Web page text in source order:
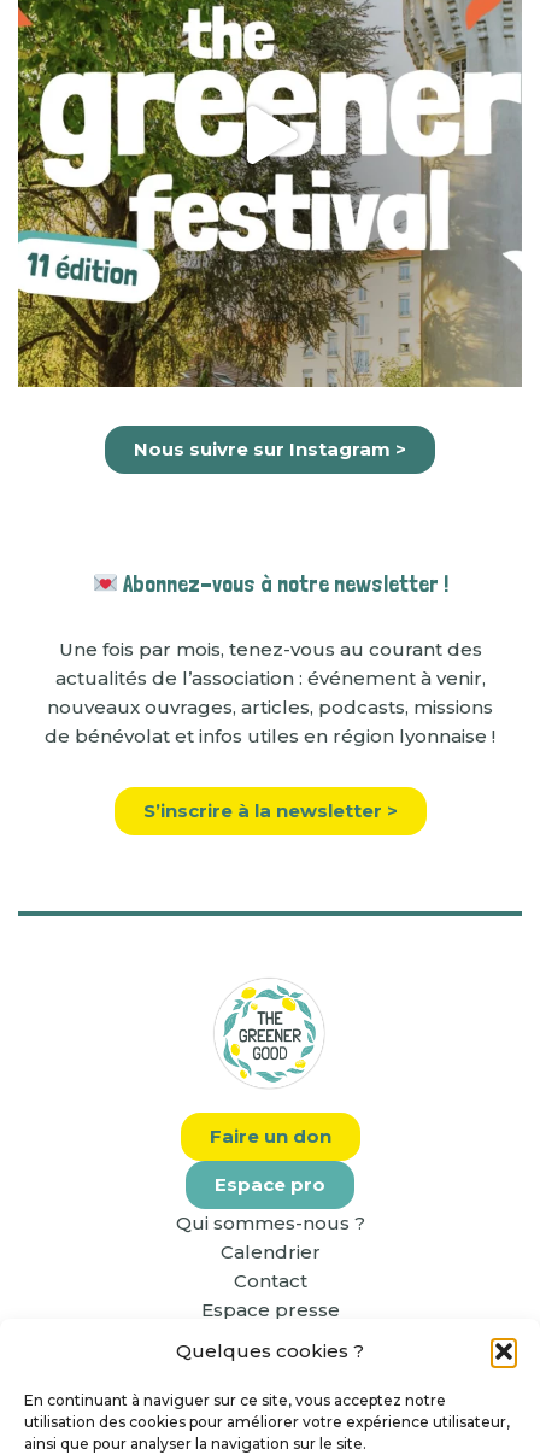
Quelques cookies ?
En continuant à naviguer sur ce site, vous acceptez notre
utilisation des cookies pour améliorer votre expérience utilisateur,
ainsi que pour analyser la navigation sur le site.
Nous suivre sur Instagram >
Abonnez-vous à notre newsletter !
Une fois par mois, tenez-vous au courant des
actualités de l’association : événement à venir,
nouveaux ouvrages, articles, podcasts, missions
de bénévolat et infos utiles en région lyonnaise !
S’inscrire à la newsletter >
Faire un don
Espace pro
Qui sommes-nous ?
Calendrier
Contact
Espace presse